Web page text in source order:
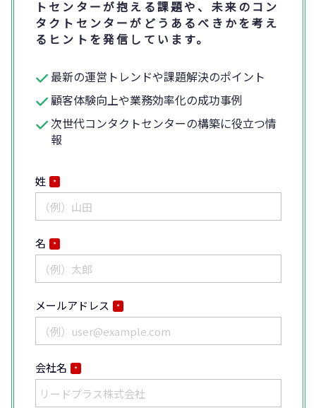
トセンターが抱える課題や、未来のコン
タクトセンターがどうあるべきかを考え
るヒントを発信しています。
最新の運営トレンドや課題解決のポイント
顧客体験向上や業務効率化の成功事例
次世代コンタクトセンターの構築に役立つ情
報
姓 *
名 *
メールアドレス *
会社名 *